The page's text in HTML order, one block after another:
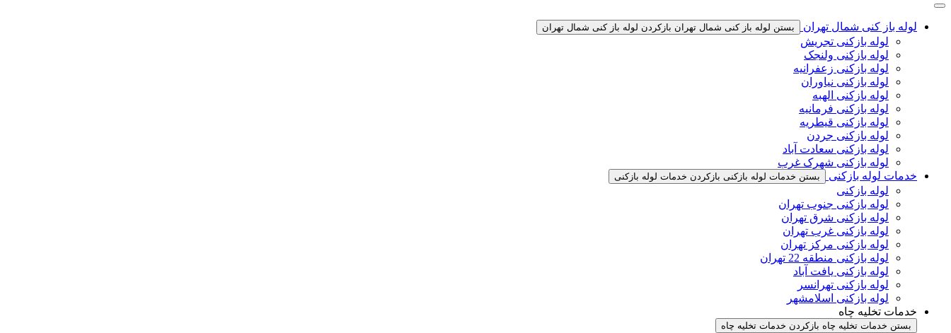
لوله باز کنی شمال تهران بستن لوله باز کنی شمال تهران بازکردن لوله باز کنی شمال تهران
لوله بازکنی تجریش
لوله بازکنی ولنجک
لوله بازکنی زعفرانیه
لوله بازکنی نیاوران
لوله بازکنی الهبه
لوله بازکنی فرمانیه
لوله بازکنی قیطریه
لوله بازکنی جردن
لوله بازکنی سعادت آباد
لوله بازکنی شهرک غرب
خدمات لوله بازکنی
بستن خدمات لوله بازکنی بازکردن خدمات لوله بازکنی
لوله بازکنی
لوله بازکنی جنوب تهران
لوله بازکنی شرق تهران
لوله بازکنی غرب تهران
لوله بازکنی مرکز تهران
لوله بازکنی منطقه 22 تهران
لوله بازکنی یافت آباد
لوله بازکنی تهرانسر
لوله بازکنی اسلامشهر
خدمات تخلیه چاه
بستن خدمات تخلیه چاه بازکردن خدمات تخلیه چاه